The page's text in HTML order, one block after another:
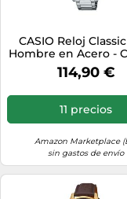
CASIO Reloj
Hombre en Acero -
571D-1AVUEF
114,90 €
11 precios
Amazon Marketplace
sin gastos de envío